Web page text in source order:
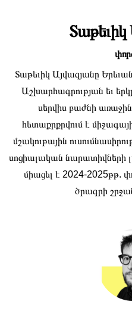
Տաթեւիկ Այվազյանը
Աշխարհագրության եւ
սերվիս բաժնի
հետաքրքրվում է
մշակութային
սոցիալական նարատիվների
միացել է 2024-2025թթ.
ծրագրի